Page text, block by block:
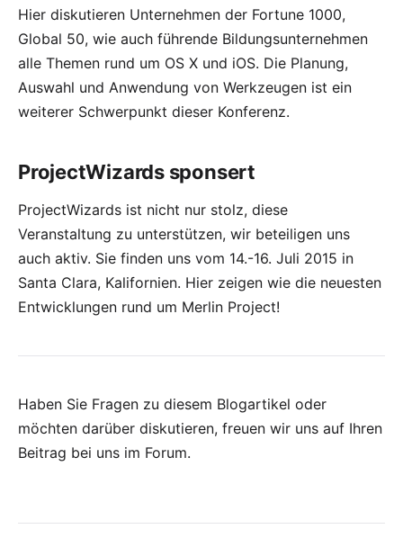
Hier diskutieren Unternehmen der Fortune 1000,
Global 50, wie auch führende Bildungsunternehmen
alle Themen rund um OS X und iOS. Die Planung,
Auswahl und Anwendung von Werkzeugen ist ein
weiterer Schwerpunkt dieser Konferenz.
ProjectWizards sponsert
ProjectWizards ist nicht nur stolz, diese
Veranstaltung zu unterstützen, wir beteiligen uns
auch aktiv. Sie finden uns vom 14.-16. Juli 2015 in
Santa Clara, Kalifornien. Hier zeigen wie die neuesten
Entwicklungen rund um Merlin Project!
Haben Sie Fragen zu diesem Blogartikel oder
möchten darüber diskutieren, freuen wir uns auf Ihren
Beitrag bei uns im Forum.